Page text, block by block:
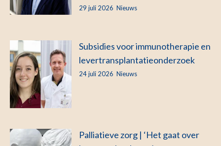
29 juli 2026 Nieuws
Subsidies voor immunotherapie en
levertransplantatieonderzoek
24 juli 2026 Nieuws
Palliatieve zorg | ‘Het gaat over